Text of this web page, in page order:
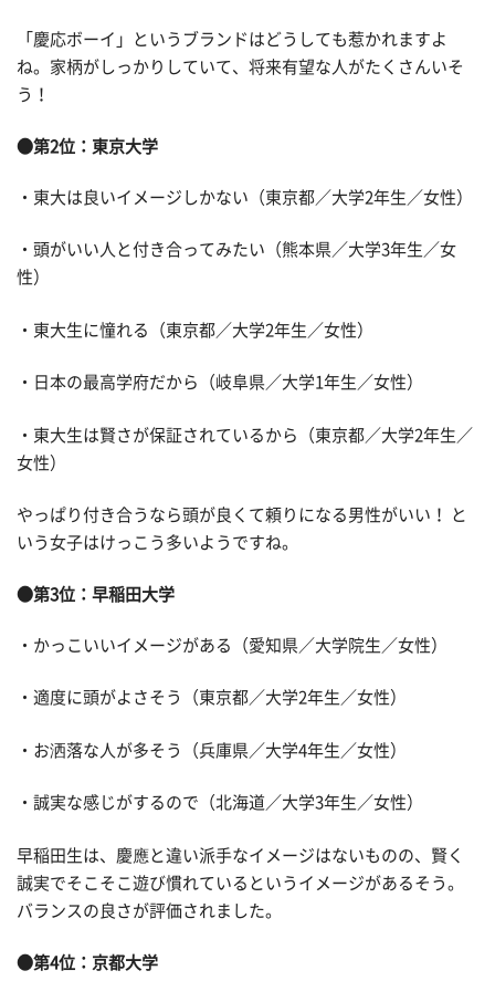
「慶応ボーイ」というブランドはどうしても惹かれますよ
ね。家柄がしっかりしていて、将来有望な人がたくさんいそ
う！
●第2位：東京大学
・東大は良いイメージしかない（東京都／大学2年生／女性）
・頭がいい人と付き合ってみたい（熊本県／大学3年生／女
性）
・東大生に憧れる（東京都／大学2年生／女性）
・日本の最高学府だから（岐阜県／大学1年生／女性）
・東大生は賢さが保証されているから（東京都／大学2年生／
女性）
やっぱり付き合うなら頭が良くて頼りになる男性がいい！ と
いう女子はけっこう多いようですね。
●第3位：早稲田大学
・かっこいいイメージがある（愛知県／大学院生／女性）
・適度に頭がよさそう（東京都／大学2年生／女性）
・お洒落な人が多そう（兵庫県／大学4年生／女性）
・誠実な感じがするので（北海道／大学3年生／女性）
早稲田生は、慶應と違い派手なイメージはないものの、賢く
誠実でそこそこ遊び慣れているというイメージがあるそう。
バランスの良さが評価されました。
●第4位：京都大学